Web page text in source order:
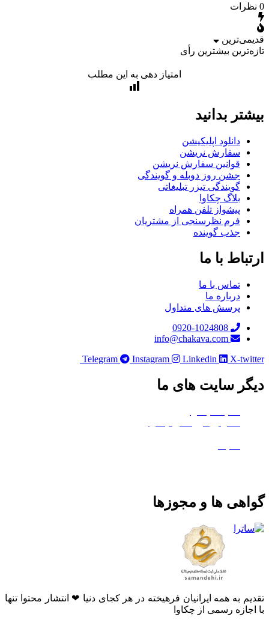
بیشترین رأی
امتیاز دهی به این مطلب
بدانید
دانلود اپلیکیشن
سفارش نریشن
قوانین سفارش نریشن
جشن روز دوبله و گویندگی
گویندگی تیزر تبلیغاتی
بلاگ چکاوا
پیشواز تلفن همراه
فرم نظرسنجی از مشتریان
جذب گوینده
با ما
تماس با ما
درباره ما
پرسش های متداول
0920-1024808
info@chakava.com
Telegram
Instagram Linkedin X-
سایت های ما
ها و مجوزها
به همه ایرانیان فرهیخته در هر کجای دنیا ❤ انتشار محتوا تنها
رسمی از چکاوا